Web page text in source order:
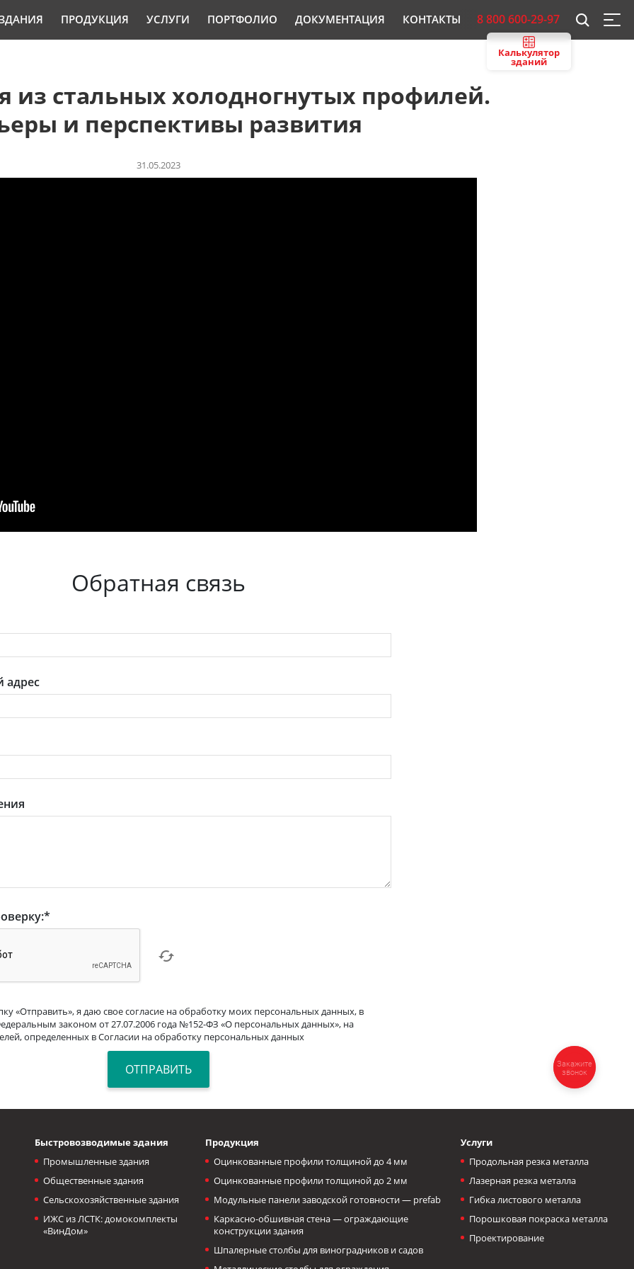
ПРОДУКЦИЯ УСЛУГИ ПОРТФОЛИО ДОКУМЕНТАЦИЯ КОНТАКТЫ 8 800 600-29-97
Калькулятор
зданий
из стальных холодногнутых профилей.
и перспективы развития
31.05.2023
Обратная связь
адрес
*
«Отправить», я даю свое согласие на обработку моих персональных данных, в
законом от 27.07.2006 года №152-ФЗ «О персональных данных», на
определенных в Согласии на обработку персональных данных
Быстровозводимые здания
Промышленные здания
Общественные здания
Сельскохозяйственные здания
ИЖС из ЛСТК: домокомплекты
«ВинДом»
Продукция
Оцинкованные профили толщиной до 4 мм
Оцинкованные профили толщиной до 2 мм
Модульные панели заводской готовности — prefab
Каркасно-обшивная стена — ограждающие
конструкции здания
Шпалерные столбы для виноградников и садов
Услуги
Продольная резка металла
Лазерная резка металла
Гибка листового металла
Порошковая покраска металла
Проектирование
Закажите
звонок